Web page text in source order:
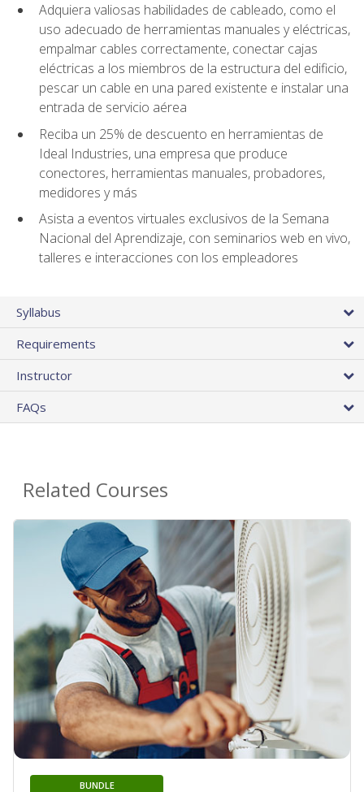
Adquiera valiosas habilidades de cableado, como el
uso adecuado de herramientas manuales y eléctricas,
empalmar cables correctamente, conectar cajas
eléctricas a los miembros de la estructura del edificio,
pescar un cable en una pared existente e instalar una
entrada de servicio aérea
Reciba un 25% de descuento en herramientas de
Ideal Industries, una empresa que produce
conectores, herramientas manuales, probadores,
medidores y más
Asista a eventos virtuales exclusivos de la Semana
Nacional del Aprendizaje, con seminarios web en vivo,
talleres e interacciones con los empleadores
Syllabus
Requirements
Instructor
FAQs
Related Courses
BUNDLE